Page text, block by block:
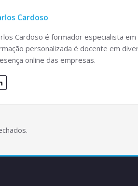
Cardoso
Cardoso é formador especialista
personalizada é docente em
online das empresas.